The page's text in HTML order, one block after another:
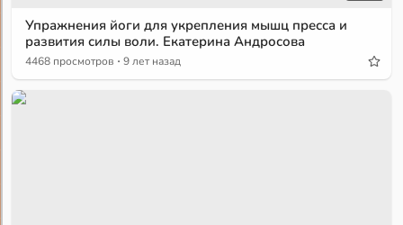
Упражнения йоги для укрепления мышц пресса и
развития силы воли. Екатерина Андросова
4468 просмотров · 9 лет назад